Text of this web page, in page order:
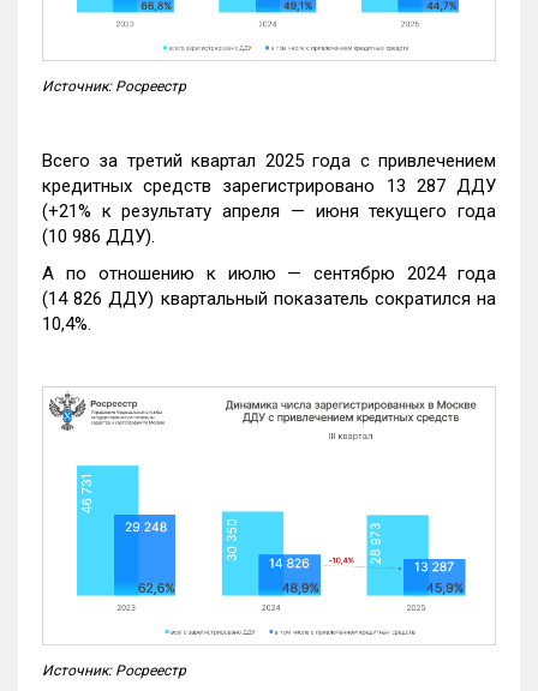
Источник: Росреестр
Всего за третий квартал 2025 года с привлечением
кредитных средств зарегистрировано 13 287 ДДУ
(+21% к результату апреля — июня текущего года
(10 986 ДДУ).
А по отношению к июлю — сентябрю 2024 года
(14 826 ДДУ) квартальный показатель сократился на
10,4%.
Источник: Росреестр